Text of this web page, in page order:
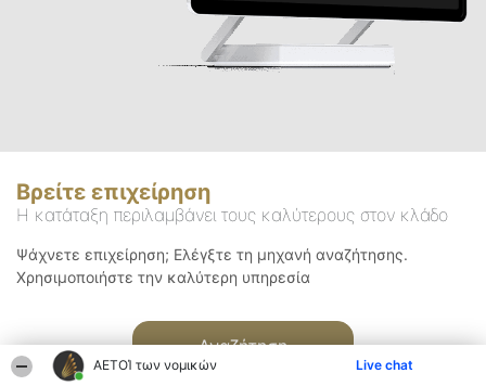
ΑΕΤΟΊ των νομικών Live chat
Βρείτε επιχείρηση
Η κατάταξη περιλαμβάνει τους καλύτερους στον κλάδο
Ψάχνετε επιχείρηση; Ελέγξτε τη μηχανή αναζήτησης.
Χρησιμοποιήστε την καλύτερη υπηρεσία
Αναζήτηση